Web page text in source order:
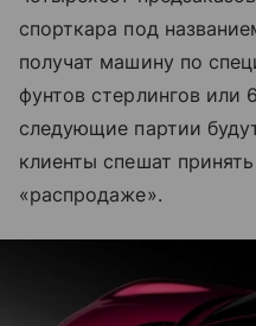
спорткара под
получат машину по
фунтов стерлингов или
следующие партии
клиенты спешат
«распродаже».